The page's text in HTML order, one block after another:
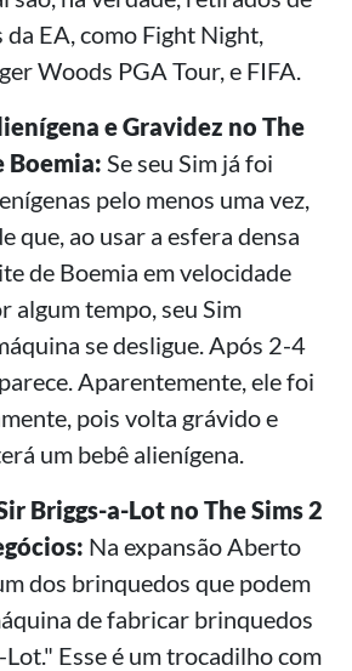
EA, como Fight Night,
Woods PGA Tour, e FIFA.
e Gravidez no The
Boemia: Se seu Sim já foi
pelo menos uma vez,
que, ao usar a esfera densa
de Boemia em velocidade
algum tempo, seu Sim
se desligue. Após 2-4
Aparentemente, ele foi
pois volta grávido e
um bebê alienígena.
Briggs-a-Lot no The Sims 2
Na expansão Aberto
dos brinquedos que podem
de fabricar brinquedos
Esse é um trocadilho com